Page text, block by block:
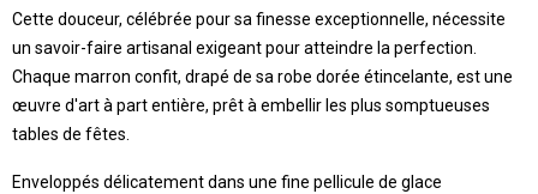
Cette douceur, célébrée pour sa finesse exceptionnelle, nécessite
un savoir-faire artisanal exigeant pour atteindre la perfection.
Chaque marron confit, drapé de sa robe dorée étincelante, est une
œuvre d'art à part entière, prêt à embellir les plus somptueuses
tables de fêtes.
Enveloppés délicatement dans une fine pellicule de glace